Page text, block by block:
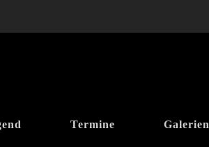
Termine Galerien